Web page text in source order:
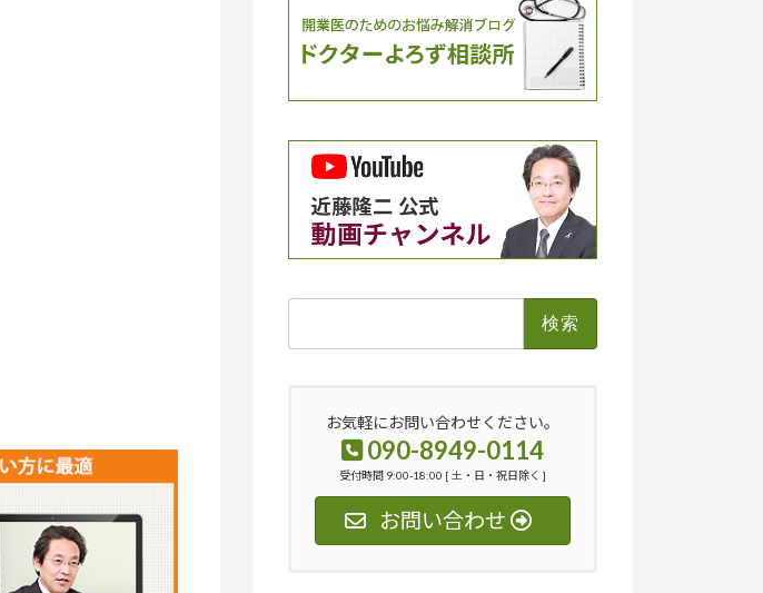
お気軽にお問い合わせください。
090-8949-0114
受付時間 9:00-18:00 [ 土・日・祝日除く ]
お問い合わせ